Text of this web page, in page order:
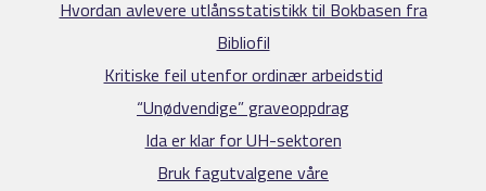
Hvordan avlevere utlånsstatistikk til Bokbasen fra
Bibliofil
Kritiske feil utenfor ordinær arbeidstid
“Unødvendige” graveoppdrag
Ida er klar for UH-sektoren
Bruk fagutvalgene våre